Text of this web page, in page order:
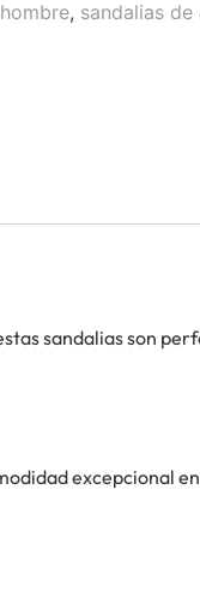
, sandalias
sandalias son
excepcional